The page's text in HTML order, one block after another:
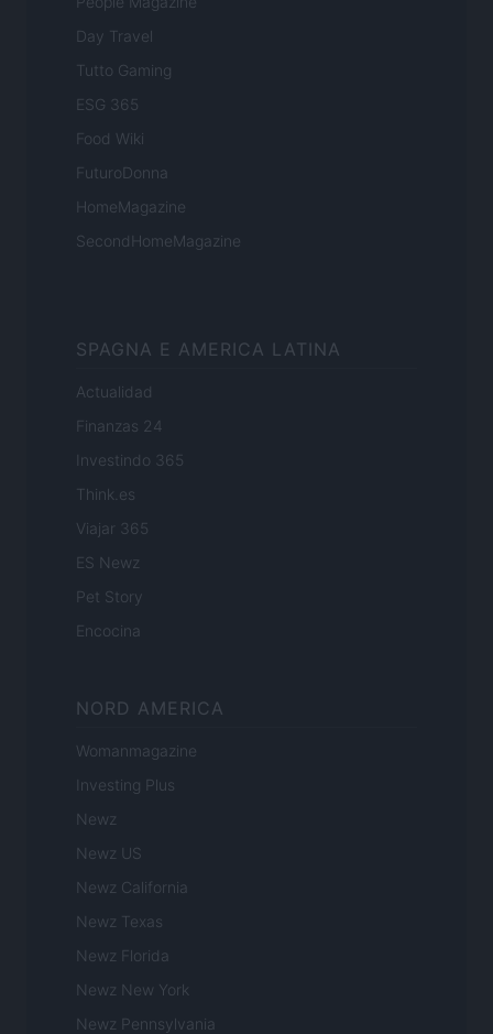
Day Travel
Tutto Gaming
ESG 365
Food Wiki
FuturoDonna
HomeMagazine
SecondHomeMagazine
SPAGNA E AMERICA LATINA
Actualidad
Finanzas 24
Investindo 365
Think.es
Viajar 365
ES Newz
Pet Story
Encocina
NORD AMERICA
Womanmagazine
Investing Plus
Newz
Newz US
Newz California
Newz Texas
Newz Florida
Newz New York
Newz Pennsylvania